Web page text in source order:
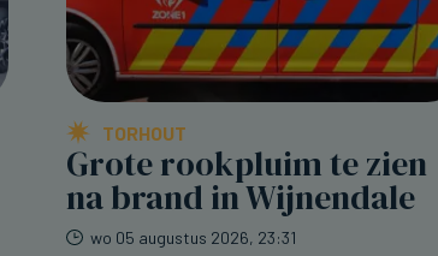
TORHOUT
Grote rookpluim te zien
na brand in Wijnendale
wo 05 augustus 2026, 23:31